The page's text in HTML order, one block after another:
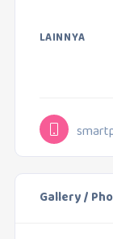
LAINNYA
Gallery /